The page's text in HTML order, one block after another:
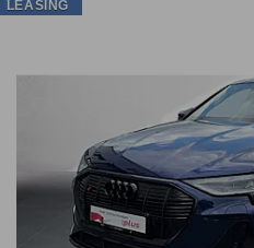
LEASING